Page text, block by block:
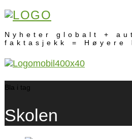
Nyheter globalt +
faktasjekk = Høyere
Bla i tag
Skolen